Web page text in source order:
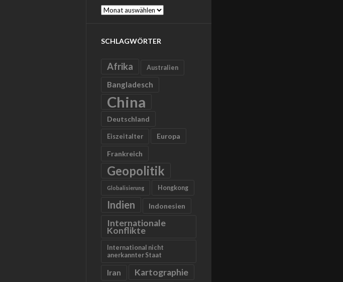
Archive
SCHLAGWÖRTER
Afrika Australien
Bangladesch
China
Deutschland
Eiszeitalter Europa
Frankreich
Geopolitik
Globalisierung Hongkong
Indien Indonesien
Internationale
Konflikte
International nicht
anerkannter Staat
Iran Kartographie